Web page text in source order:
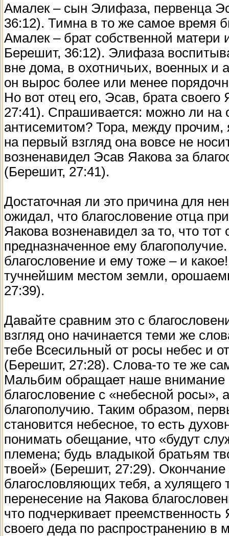
Амалек – сын Элифаза, первенца
36:12). Тимна в то же самое время
Амалек – брат собственной матери
Берешит, 36:12). Элифаза
вне дома, в охотничьих, военных и
он вырос более или менее
Но вот отец его, Эсав, брата
27:41). Спрашивается: можно ли на
антисемитом? Тора, между прочим,
на первый взгляд она вовсе не
возненавидел Эсав Яакова за
(Берешит, 27:41).
Достаточная ли это причина для
ожидал, что благословение отца
Яакова возненавидел за то, что
предназначенное ему
благословение и ему тоже – и
тучнейшим местом земли,
27:39).
Давайте сравним это с
взгляд оно начинается теми же
тебе Всесильный от росы небес и
(Берешит, 27:28). Слова-то те же
Мальбим обращает наше внимание
благословение с «небесной росы»,
благополучию. Таким образом,
становится небесное, то есть
понимать обещание, что «будут
племена; будь владыкой братьям
твоей» (Берешит, 27:29).
благословляющих тебя, а хулящего
перенесение на Яакова
что подчеркивает
своего деда по распространению в